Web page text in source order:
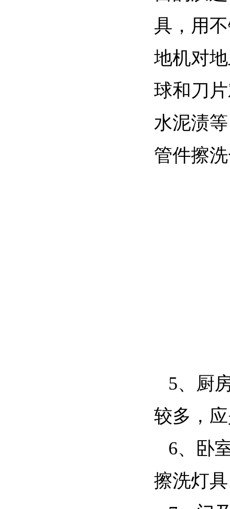
具，用
地机对
球和刀
水泥渍
管件擦
5、厨
较多，
6、卧
擦洗灯